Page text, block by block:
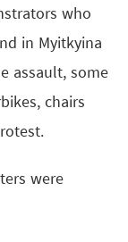
who
in Myitkyina
assault, some
chairs
were